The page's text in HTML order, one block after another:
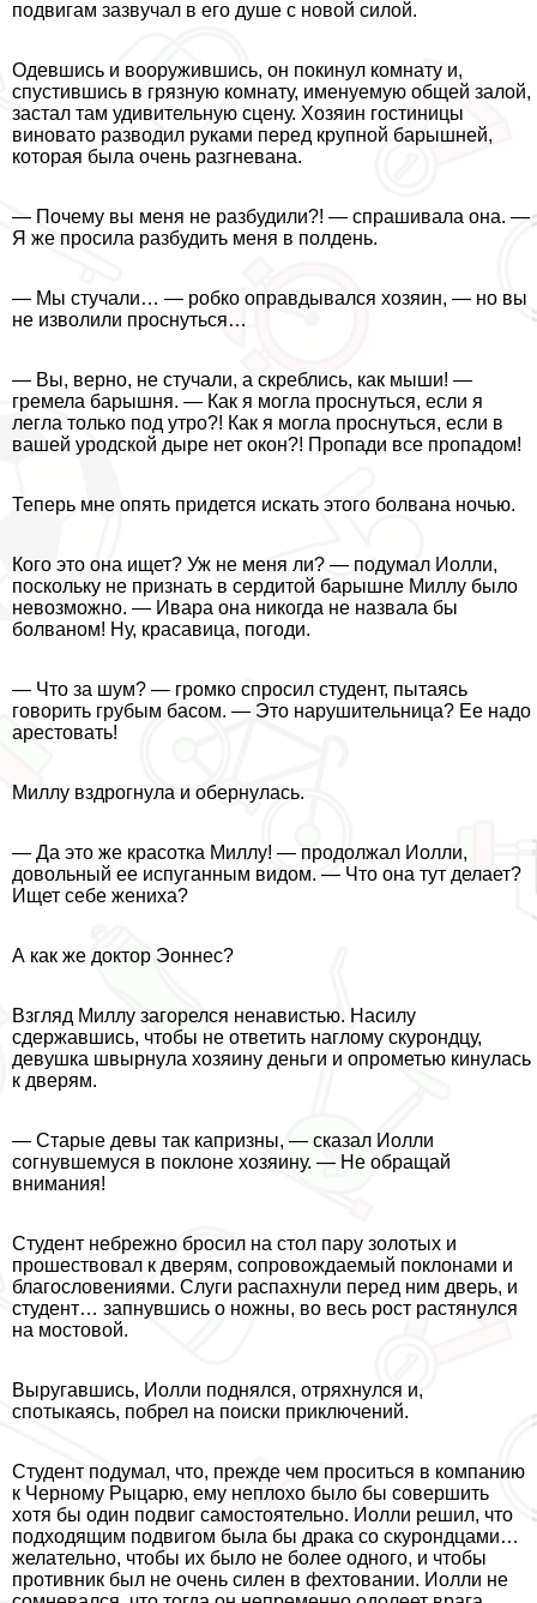
подвигам зазвучал в его душе с новой силой.
Одевшись и вооружившись, он покинул комнату и,
спустившись в грязную комнату, именуемую общей залой,
застал там удивительную сцену. Хозяин гостиницы
виновато разводил руками перед крупной барышней,
которая была очень разгневана.
— Почему вы меня не разбудили?! — спрашивала она. —
Я же просила разбудить меня в полдень.
— Мы стучали… — робко оправдывался хозяин, — но вы
не изволили проснуться…
— Вы, верно, не стучали, а скрeблись, как мыши! —
гремела барышня. — Как я могла проснуться, если я
легла только под утро?! Как я могла проснуться, если в
вашей уpoдской дыре нет окон?! Пропади все пропадом!
Теперь мне опять придется искать этого болвана ночью.
Кого это она ищет? Уж не меня ли? — подумал Иолли,
поскольку не признать в сердитой барышне Миллу было
невозможно. — Ивара она никогда не назвала бы
болваном! Ну, красавица, погоди.
— Что за шум? — громко спросил студент, пытаясь
говорить грубым басом. — Это нарушительница? Ее надо
арестовать!
Миллу вздрогнула и обернулась.
— Да это же красотка Миллу! — продолжал Иолли,
довольный ее испуганным видом. — Что она тут делает?
Ищет себе жениха?
А как же доктор Эоннес?
Взгляд Миллу загорелся ненавистью. Насилу
сдержавшись, чтобы не ответить наглому скурондцу,
дeвyшка швырнула хозяину деньги и опрометью кинулась
к дверям.
— Старые девы так капризны, — сказал Иолли
согнувшемуся в поклоне хозяину. — Не обращай
внимания!
Студент небрежно бросил на стол пару золотых и
прошествовал к дверям, сопровождаемый поклонами и
благословениями. Слуги распахнули перед ним дверь, и
студент… запнувшись о ножны, во весь рост растянулся
на мостовой.
Выругавшись, Иолли поднялся, отряхнулся и,
спотыкаясь, побрел на поиски приключений.
Студент подумал, что, прежде чем проситься в компанию
к Черному Рыцарю, ему неплохо было бы совершить
хотя бы один подвиг самостоятельно. Иолли решил, что
подходящим подвигом была бы дpaка со скурондцами…
желательно, чтобы их было не более одного, и чтобы
противник был не очень силен в фехтовании. Иолли не